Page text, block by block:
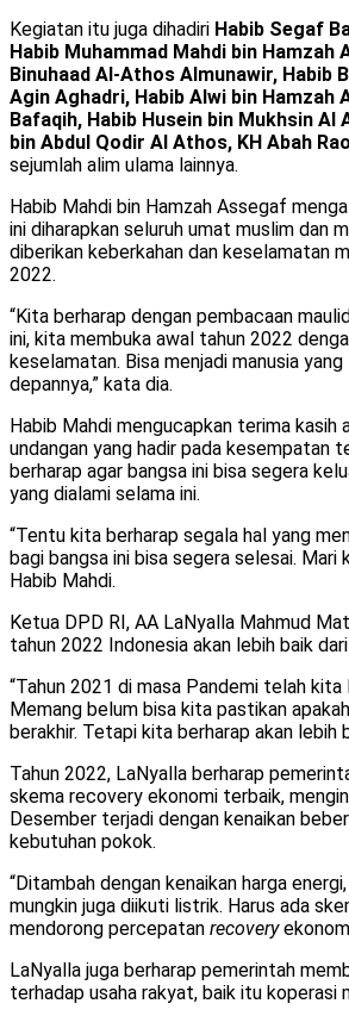
Kegiatan itu juga dihadiri Habib Segaf
Habib Muhammad Mahdi bin Hamzah
Binuhaad Al-Athos Almunawir, Habib
Agin Aghadri, Habib Alwi bin Hamzah
Bafaqih, Habib Husein bin Mukhsin Al
bin Abdul Qodir Al Athos, KH Abah
sejumlah alim ulama lainnya.
Habib Mahdi bin Hamzah Assegaf
ini diharapkan seluruh umat muslim dan
diberikan keberkahan dan keselamatan
2022.
“Kita berharap dengan pembacaan
ini, kita membuka awal tahun 2022
keselamatan. Bisa menjadi manusia
depannya,” kata dia.
Habib Mahdi mengucapkan terima kasih
undangan yang hadir pada kesempatan
berharap agar bangsa ini bisa segera
yang dialami selama ini.
“Tentu kita berharap segala hal yang
bagi bangsa ini bisa segera selesai. Mari
Habib Mahdi.
Ketua DPD RI, AA LaNyalla Mahmud
tahun 2022 Indonesia akan lebih baik
“Tahun 2021 di masa Pandemi telah kita
Memang belum bisa kita pastikan
berakhir. Tetapi kita berharap akan lebih
Tahun 2022, LaNyalla berharap
skema recovery ekonomi terbaik,
Desember terjadi dengan kenaikan
kebutuhan pokok.
“Ditambah dengan kenaikan harga
mungkin juga diikuti listrik. Harus ada
mendorong percepatan recovery
LaNyalla juga berharap pemerintah
terhadap usaha rakyat, baik itu koperasi